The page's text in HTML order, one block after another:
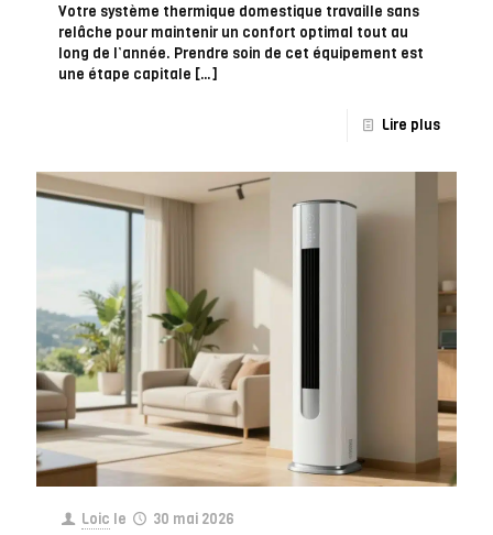
Votre système thermique domestique travaille sans
relâche pour maintenir un confort optimal tout au
long de l’année. Prendre soin de cet équipement est
une étape capitale […]
Lire plus
Loic le 30 mai 2026